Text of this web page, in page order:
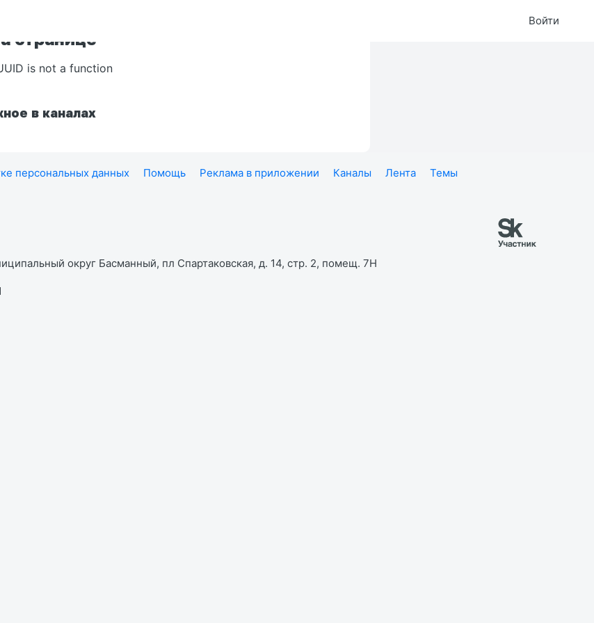
Войти
странице
is not a function
в каналах
персональных данных Помощь Реклама в приложении Каналы Лента
Темы
округ Басманный, пл Спартаковская, д. 14, стр. 2, помещ. 7Н